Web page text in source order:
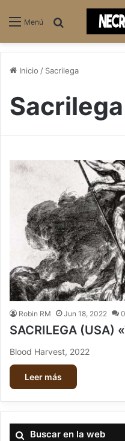
Menú
Inicio / Sacrilega
Sacrilega
Robin RM Jun 18, 2022 0
SACRILEGA (USA)
Blood Harvest, 2022
Leer más
Buscar en la web